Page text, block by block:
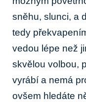
sněhu, ⁤slunci, a
tedy
vedou ⁢lépe než
skvělou volbou,
vyrábí a ‌nemá
ovšem hledáte